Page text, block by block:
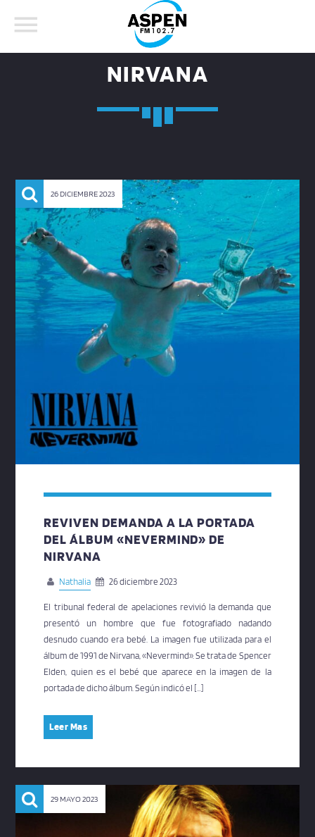
Twitter
Facebook
Whatsapp
NIRVANA
26 DICIEMBRE 2023
REVIVEN DEMANDA A LA PORTADA
DEL ÁLBUM «NEVERMIND» DE
NIRVANA
Nathalia 26 diciembre 2023
El tribunal federal de apelaciones revivió la demanda que
presentó un hombre que fue fotografiado nadando
desnudo cuando era bebé. La imagen fue utilizada para el
álbum de 1991 de Nirvana, «Nevermind». Se trata de Spencer
Elden, quien es el bebé que aparece en la imagen de la
portada de dicho álbum. Según indicó el […]
Leer Mas
29 MAYO 2023